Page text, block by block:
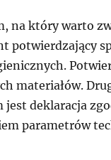
na który warto
potwierdzający
materiałów.
deklaracja
parametrów